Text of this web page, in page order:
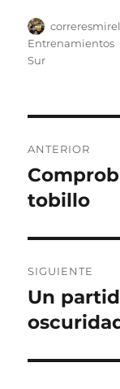
Autor
Entrenamientos
Sur
de
entradas
ANTERIOR
Entrada
anterior:
tobillo
SIGUIENTE
Entrada
siguiente:
Un